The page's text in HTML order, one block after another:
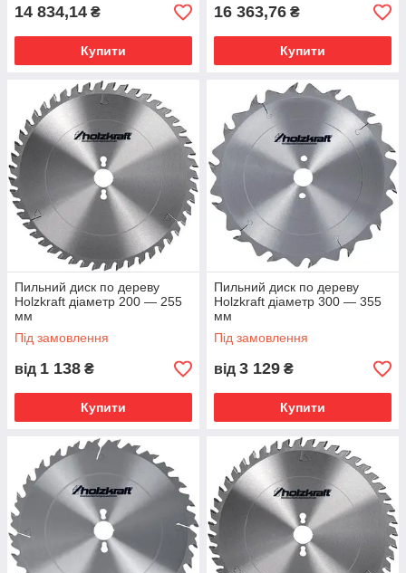
14 834,14 ₴
Купити
16 363,76 ₴
Купити
Пильний диск по дереву
Holzkraft діаметр 200 — 255
мм
Під замовлення
від 1 138 ₴
Купити
Пильний диск по дереву
Holzkraft діаметр 300 — 355
мм
Під замовлення
від 3 129 ₴
Купити